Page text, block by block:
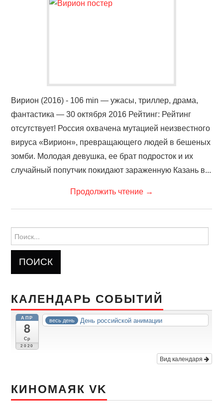
ФИЛЬМЫ
Вирион (2016) - 106 min — ужасы, триллер, драма,
фантастика — 30 октября 2016 Рейтинг: Рейтинг
отсутствует! Россия охвачена мутацией неизвестного
вируса «Вирион», превращающего людей в бешеных
зомби. Молодая девушка, ее брат подросток и их
случайный попутчик покидают зараженную Казань в...
Продолжить чтение →
КАЛЕНДАРЬ СОБЫТИЙ
АПР
8
Ср
2020
весь день День российской анимации
Вид календаря
КИНОМАЯК VK